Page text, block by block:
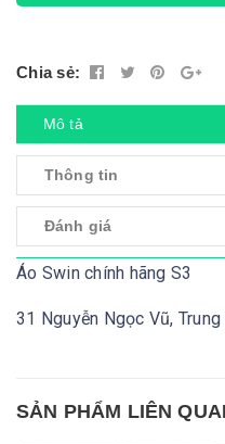
Chia sẻ:
Mô tả
Thông tin
Đánh giá
Áo Swin chính hãng S3
31 Nguyễn Ngọc Vũ,
SẢN PHẨM LIÊN